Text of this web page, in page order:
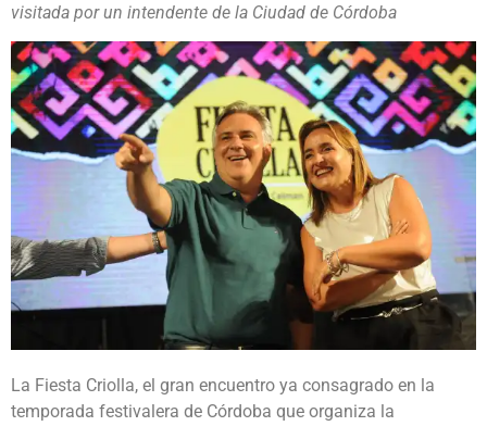
visitada por un intendente de la Ciudad de Córdoba
La Fiesta Criolla, el gran encuentro ya consagrado en la
temporada festivalera de Córdoba que organiza la